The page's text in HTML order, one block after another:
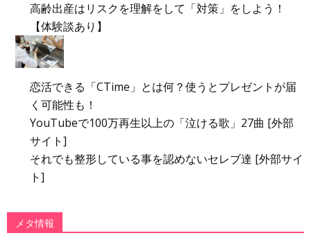
高齢出産はリスクを理解をして「対策」をしよう！
【体験談あり】
恋活できる「CTime」とは何？使うとプレゼントが届
く可能性も！
YouTubeで100万再生以上の「泣ける歌」27曲 [外部
サイト]
それでも整形している事を認めないセレブ達 [外部サイ
ト]
メタ情報